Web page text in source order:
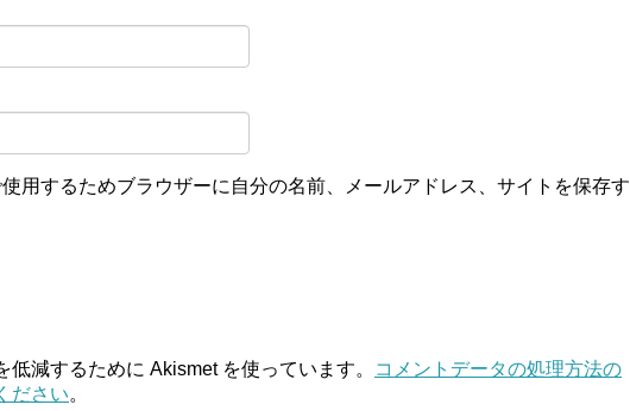
用するためブラウザーに自分の名前、メールアドレス、サイトを保存す
低減するために Akismet を使っています。
コメントデータの処理方法の
ださい。